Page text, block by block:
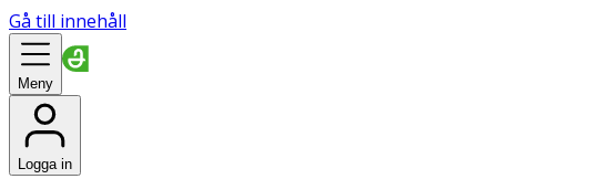
Gå till innehåll
Meny
Logga in